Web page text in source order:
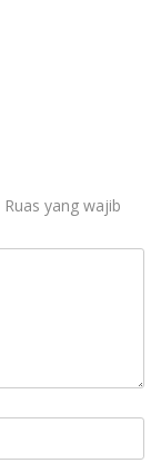
Ruas yang wajib